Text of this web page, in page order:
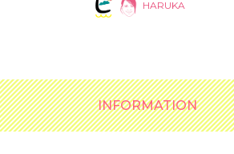
HARUKA
INFORMATION